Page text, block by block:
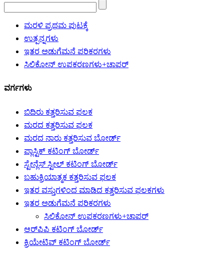
ಮರಳಿ ಪ್ರಥಮ ಪುಟಕ್ಕೆ
ಉತ್ಪನ್ನಗಳು
ಇತರ ಅಡುಗೆಮನೆ ಪರಿಕರಗಳು
ಸಿಲಿಕೋನ್ ಉಪಕರಣಗಳು+ಚಾಪರ್
ವರ್ಗಗಳು
ಬಿದಿರು ಕತ್ತರಿಸುವ ಫಲಕ
ಮರದ ಕತ್ತರಿಸುವ ಫಲಕ
ಮರದ ನಾರು ಕತ್ತರಿಸುವ ಬೋರ್ಡ್
ಪ್ಲಾಸ್ಟಿಕ್ ಕಟಿಂಗ್ ಬೋರ್ಡ್
ಸ್ಟೇನ್ಲೆಸ್ ಸ್ಟೀಲ್ ಕಟಿಂಗ್ ಬೋರ್ಡ್
ಬಹುಕ್ರಿಯಾತ್ಮಕ ಕತ್ತರಿಸುವ ಫಲಕ
ಇತರ ವಸ್ತುಗಳಿಂದ ಮಾಡಿದ ಕತ್ತರಿಸುವ ಫಲಕಗಳು
ಇತರ ಅಡುಗೆಮನೆ ಪರಿಕರಗಳು
ಸಿಲಿಕೋನ್ ಉಪಕರಣಗಳು+ಚಾಪರ್
ಆರ್‌ಪಿಪಿ ಕಟಿಂಗ್ ಬೋರ್ಡ್
ಕ್ರಿಯೇಟಿವ್ ಕಟಿಂಗ್ ಬೋರ್ಡ್